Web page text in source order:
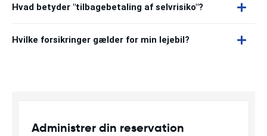
Hvad betyder "tilbagebetaling af selvrisiko"?
Hvilke forsikringer gælder for min lejebil?
Administrer din reservation